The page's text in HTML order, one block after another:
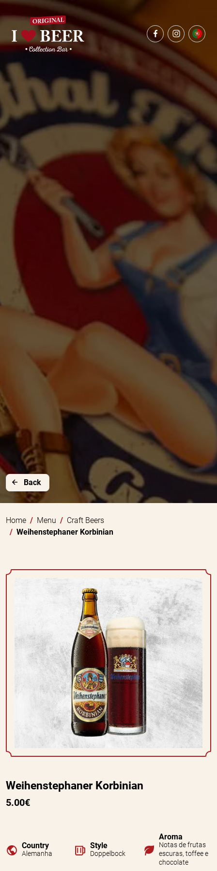
Back
Home Menu
Craft Beers
Weihenstephaner Korbinian
Weihenstephaner Korbinian
5.00€
Country
Alemanha
Style
Doppelbock
Aroma
Notas de frutas
escuras, toffee e
chocolate